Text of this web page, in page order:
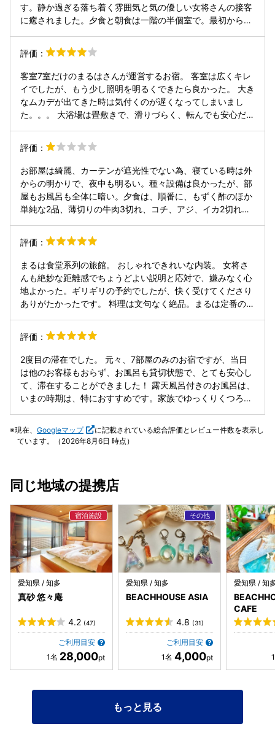
す。静か過ぎる落ち着く雰囲気と気の優しい女将さんの接客
に癒されました。夕食と朝食は一階の半個室で。最初から最
パレード♥食べきれるのかなぁ⋯と途中で心配になったけど
全部美味しいから、不思議と箸がススム君。お腹いっぱいに
なったあとは、お部屋の露天風呂で夜空を見上げながらまっ
たり。お部屋の施設、アメニティなども含め着いた時から全
てが贅沢な時間と空間でした。やるじゃん！まるはさんて感
じ。大浴場もなかなか良かったです。天然温泉で泉質もとて
評価：
客室7室だけのまるはさんが運営するお宿。 客室は広くキレ
イでしたが、もう少し照明を明るくできたら良かった。 大き
なムカデが出てきた時は気付くのが遅くなってしまいまし
た。。。 大浴場は畳敷きで、滑りづらく、転んでも安心だと
いるだけあり、食事は美味しくいただけました。大エビフラ
イは食べ応え抜群！
評価：
お部屋は綺麗、カーテンが遮光性でない為、寝ている時は外
からの明かりで、夜中も明るい。種々設備は良かったが、部
屋もお風呂も全体に暗い。夕食は、順番に、もずく酢のほか
単純な2品、薄切りの牛肉3切れ、コチ、アジ、イカ2切れづ
ゆが塩辛い大アサリ焼き、味の薄いカワハギの煮魚、バラン
ス悪い牛肉入りの茶碗蒸し、エビフライ1尾、海鮮釜飯とは
名ばかりでシラスだけの釜飯、ダシのきいてないアサリのお
吸い物、漬物と2切れの果物だった。朝食はダシのきいてな
い昨晩の伊勢海老の殻入り味噌汁、炊き立てのご飯、塩けゼ
ロのカマス焼き、醤油漬けの穴子焼きが一皿で、生卵1個
（苦手なので3人とも目玉焼きにしてもらった）湿った味付
た貧弱な内容で、食材はどこのなんだ、かんだという割に、
女将の草履の音がペチャペチャとやかましく、お椀も5本の
指で上から掴んで同時に2人分置く。これまで同値段くらい
の旅館に泊まってきたが、この宿に３万円は完全に騙された
気分だ。誰にもお勧めしたくないと思う宿だ。大将も女将
も、旅館業の勉強、修行をきちんとして頂きたい。
評価：
まるは食堂系列の旅館。 おしゃれできれいな内装。 女将さ
んも絶妙な距離感でちょうどよい説明と応対で、嫌みなく心
地よかった。ギリギリの予約でしたが、快く受けてくださり
ありがたかったです。 料理は文句なく絶品。まるは定番のエ
ルミューダ炊きのご飯もとれも美味しかったです。お刺身の
伊勢海老は、まだ動いていて、身がプリップリでした。夫
は、鍋のご飯を全て平らげてました。あとから、残ったらお
にぎりにしますと言っていただきましたが残らず残念がって
いました。 のんびりゆったり過ごせて、温泉も気持ちよかっ
たのでまた是非泊まりたいお宿です。
評価：
2度目の滞在でした。 元々、7部屋のみのお宿ですが、当日
は他のお客様もおらず、お風呂も貸切状態で、とても安心し
て、滞在することができました！ 露天風呂付きのお風呂は、
いまの時期は、特におすすめです。家族でゆっくりくつろぐ
お料理❤️ いつも、旬のものが頂けて本当に美味しい。前回
は、てっちり。今回は、伊勢海老、サワラ、ハタハタのお刺
た。 外に出られない時期だからこそ、ずっとお部屋でゆっく
きですし、ダイソンのドライヤー、スキンケアはKOSEの雪
肌水、コーヒー、紅茶、緑茶と3wayのティーメーカーもあ
り、外に出たくなくなります。 今回は一緒に来た両親も大満
足でした！
現在、 Googleマップ
に記載されている総合評価とレビュー件数を表示し
ています。（2026年8月6日 時点）
同じ地域の提携店
愛知県 / 知多
真砂 悠々庵
4.2 (47)
ご利用目安
28,000
愛知県 / 知多
BEACHHOUSE ASIA
4.8 (31)
ご利用目安
4,000
愛知県 / 知
CAFE
もっと見る